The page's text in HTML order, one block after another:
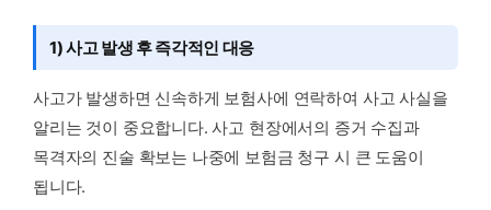
1) 사고 발생 후 즉각적인 대응
사고가 발생하면 신속하게 보험사에 연락하여 사고 사실을
알리는 것이 중요합니다. 사고 현장에서의 증거 수집과
목격자의 진술 확보는 나중에 보험금 청구 시 큰 도움이
됩니다.